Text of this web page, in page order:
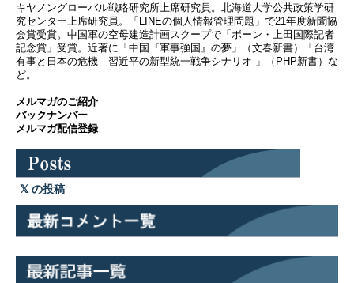
キヤノングローバル戦略研究所上席研究員。北海道大学公共政策学研
究センター上席研究員。「LINEの個人情報管理問題」で21年度新聞協
会賞受賞。中国軍の空母建造計画スクープで「ボーン・上田国際記者
記念賞」受賞。近著に「中国『軍事強国』の夢」（文春新書）「台湾
有事と日本の危機 習近平の新型統一戦争シナリオ 」（PHP新書）な
ど。
メルマガのご紹介
バックナンバー
メルマガ配信登録
の投稿